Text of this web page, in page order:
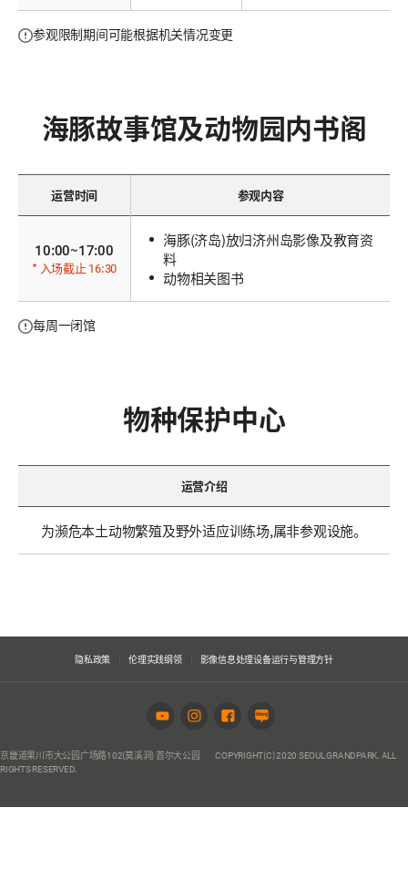
参观限制期间可能根据机关情况变更
海豚故事馆及动物园内书阁
运营时间 参观内容
10:00~17:00
* 入场截止 16:30
海豚(济岛)放归济州岛影像及教育资
料
动物相关图书
每周一闭馆
物种保护中心
运营介绍
为濒危本土动物繁殖及野外适应训练场,属非参观设施。
隐私政策 伦理实践纲领 影像信息处理设备运行与管理方针
京畿道果川市大公园广场路102(莫溪洞) 首尔大公园
COPYRIGHT(C) 2020 SEOUL GRANDPARK. ALL
RIGHTS RESERVED.